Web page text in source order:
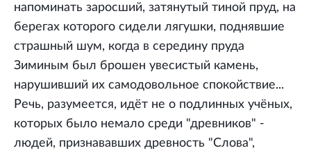
напоминать заросший, затянутый тиной пруд, на
берегах которого сидели лягушки, поднявшие
страшный шум, когда в середину пруда
Зиминым был брошен увесистый камень,
нарушивший их самодовольное спокойствие...
Речь, разумеется, идёт не о подлинных учёных,
которых было немало среди "древников" -
людей, признававших древность "Слова",